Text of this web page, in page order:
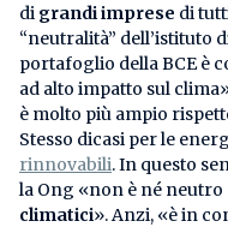
di grandi imprese di
“neutralità” dell’istituto
portafoglio della BCE è
ad alto impatto sul
è molto più ampio
Stesso dicasi per le
rinnovabili. In questo
la Ong «non è né
climatici». Anzi, «è in